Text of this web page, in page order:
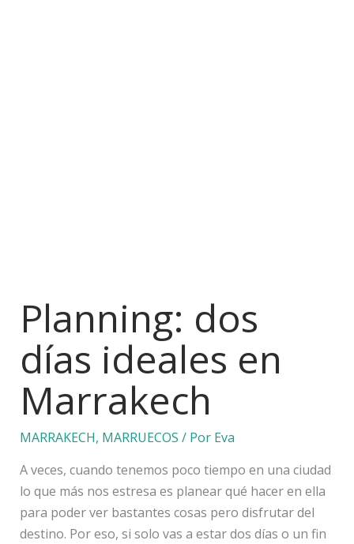
Planning: dos
días ideales en
Marrakech
MARRAKECH, MARRUECOS / Por Eva
A veces, cuando tenemos poco tiempo en una ciudad
lo que más nos estresa es planear qué hacer en ella
para poder ver bastantes cosas pero disfrutar del
destino. Por eso, si solo vas a estar dos días o un fin